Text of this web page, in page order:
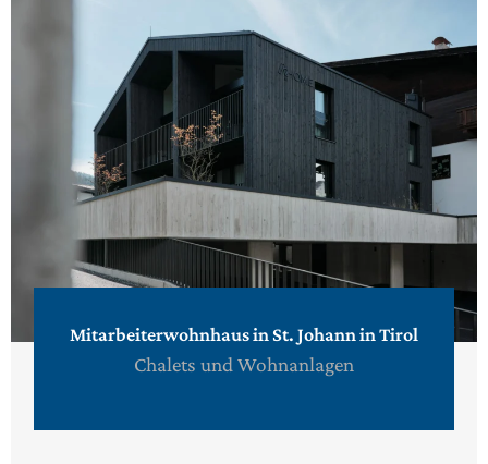
Mitarbeiterwohnhaus in St. Johann in Tirol
Chalets und Wohnanlagen